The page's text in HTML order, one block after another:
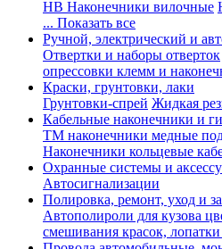
НВ Наконечники вилочные
... Показать все
Ручной, электрический и
Отвертки и наборы отверток
опрессовки клемм и
Краски, грунтовки, лаки
Грунтовки-спрей Жидкая
Кабельные наконечники и
ТМ наконечники медные
Наконечники кольцевые
Охранные системы и
Автосигнализации
Полировка, ремонт, уход и
Автополироли для кузова
смешивания красок,